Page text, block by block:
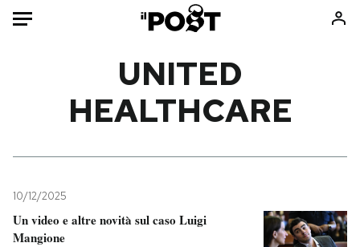
Mondo
Tecnologia
Internet
Libri
Ok Boomer!
UNITED
HEALTHCARE
10/12/2025
Un video e altre novità sul caso Luigi
Mangione